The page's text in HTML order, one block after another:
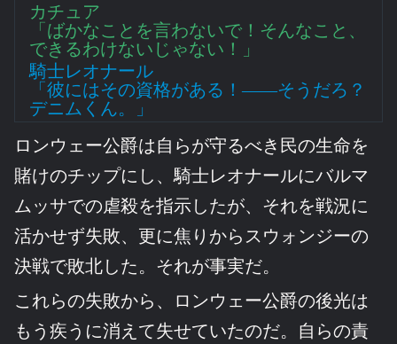
カチュア
「ばかなことを言わないで！そんなこと、
できるわけないじゃない！」
騎士レオナール
「彼にはその資格がある！――そうだろ？
デニムくん。」
ロンウェー公爵は自らが守るべき民の生命を
賭けのチップにし、騎士レオナールにバルマ
ムッサでの虐殺を指示したが、それを戦況に
活かせず失敗、更に焦りからスウォンジーの
決戦で敗北した。それが事実だ。
これらの失敗から、ロンウェー公爵の後光は
もう疾うに消えて失せていたのだ。自らの責